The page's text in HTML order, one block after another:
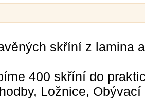
skříní z lamina
400 skříní do
Ložnice,